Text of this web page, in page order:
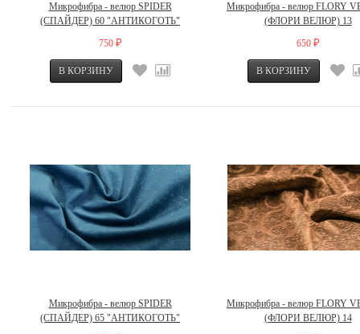
Микрофибра - велюр SPIDER
(СПАЙДЕР) 60 "АНТИКОГОТЬ"
750 ₽
Микрофибра - велюр FLORY
(ФЛОРИ ВЕЛЮР) 13
650 ₽
Микрофибра - велюр SPIDER
(СПАЙДЕР) 65 "АНТИКОГОТЬ"
Микрофибра - велюр FLORY
(ФЛОРИ ВЕЛЮР) 14